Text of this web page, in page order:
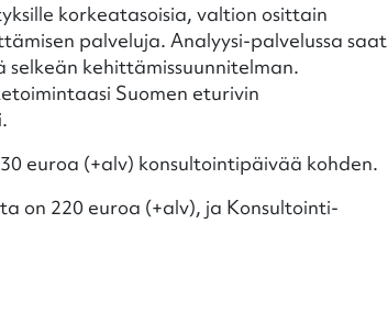
korkeatasoisia, valtion osittain
palveluja. Analyysi-palvelussa saat
kehittämissuunnitelman.
Suomen eturivin
euroa (+alv) konsultointipäivää kohden.
on 220 euroa (+alv), ja Konsultointi-